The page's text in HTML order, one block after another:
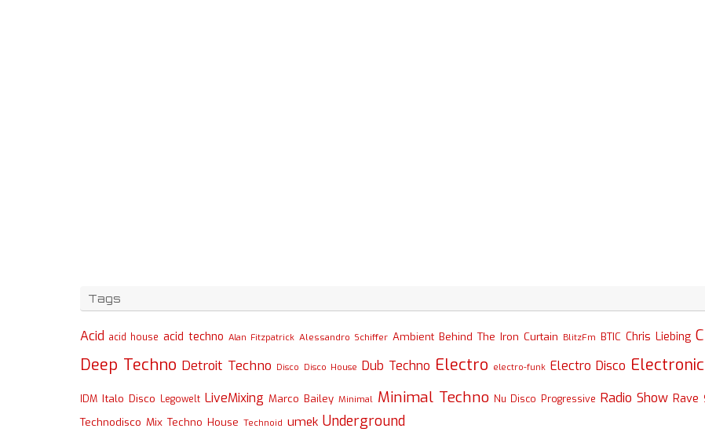
Tags
Acid acid house acid techno Alan Fitzpatrick Alessandro Schiffer Ambient Behind The Iron Curtain BlitzFm BTIC Chris Liebing
Deep Techno Detroit Techno Disco Disco House Dub Techno Electro electro-funk Electro Disco Electronic
IDM Italo Disco Legowelt LiveMixing Marco Bailey Minimal Minimal Techno Nu Disco Progressive Radio Show Rave
Technodisco Mix Techno House Technoid umek Underground